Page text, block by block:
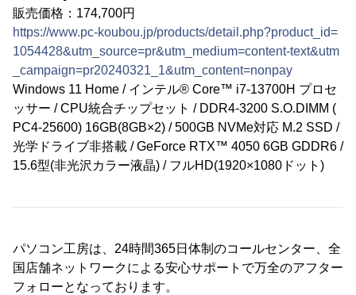
販売価格：174,700円
https://www.pc-koubou.jp/products/detail.php?product_id=
1054428&utm_source=pr&utm_medium=content-text&utm
_campaign=pr20240321_1&utm_content=nonpay
Windows 11 Home / インテル® Core™ i7-13700H プロセ
ッサー / CPU統合チップセット / DDR4-3200 S.O.DIMM (
PC4-25600) 16GB(8GB×2) / 500GB NVMe対応 M.2 SSD /
光学ドライブ非搭載 / GeForce RTX™ 4050 6GB GDDR6 /
15.6型(非光沢カラー液晶) / フルHD(1920×1080ドット)
パソコン工房は、24時間365日体制のコールセンター、全
国店舗ネットワークによる安心サポートで万全のアフター
フォローとなっております。